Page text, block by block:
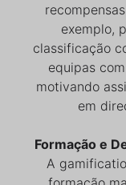
exemplo,
classificação
equipas
motivando
em
Formação e
A